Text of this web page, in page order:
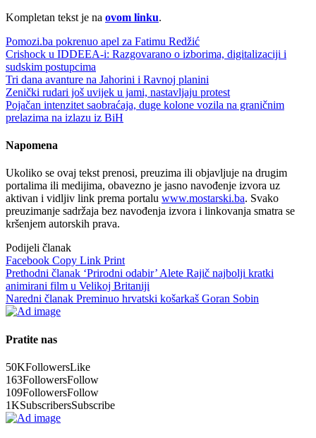
Kompletan tekst je na ovom linku.
Pomozi.ba pokrenuo apel za Fatimu Redžić
Crishock u IDDEEA-i: Razgovarano o izborima, digitalizaciji i
sudskim postupcima
Tri dana avanture na Jahorini i Ravnoj planini
Zenički rudari još uvijek u jami, nastavljaju protest
Pojačan intenzitet saobraćaja, duge kolone vozila na graničnim
prelazima na izlazu iz BiH
Napomena
Ukoliko se ovaj tekst prenosi, preuzima ili objavljuje na drugim
portalima ili medijima, obavezno je jasno navođenje izvora uz
aktivan i vidljiv link prema portalu www.mostarski.ba. Svako
preuzimanje sadržaja bez navođenja izvora i linkovanja smatra se
kršenjem autorskih prava.
Podijeli članak
Facebook Copy Link Print
Prethodni članak ‘Prirodni odabir’ Alete Rajič najbolji kratki
animirani film u Velikoj Britaniji
Naredni članak Preminuo hrvatski košarkaš Goran Sobin
Pratite nas
50KFollowersLike
163FollowersFollow
109FollowersFollow
1KSubscribersSubscribe